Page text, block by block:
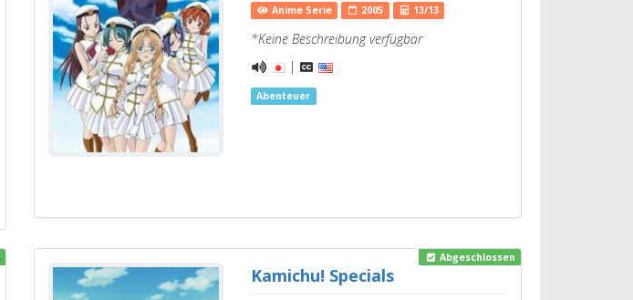
Anime Serie 2005 13/13
*Keine Beschreibung verfügbar
|
Abenteuer
Abgeschlossen
Kamichu! Specials